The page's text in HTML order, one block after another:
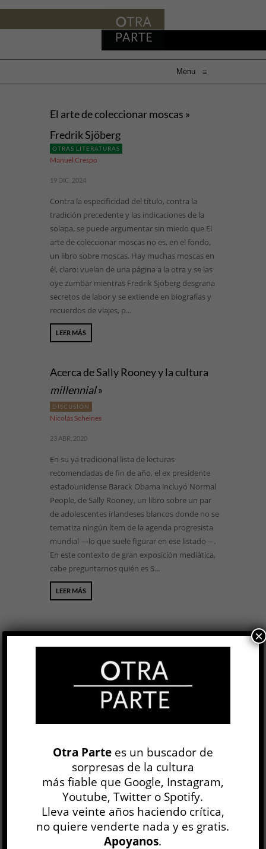
Menu ≡
El arte de coleccionar moscas »
Fredrik Sjöberg
OTRAS LITERATURAS
Manuel Crespo
19 DIC, 2024
Contra la especificidad del título, contra la
tradición precedente y las indicaciones de la
solapa, se puede argumentar sin miedo que El
arte de coleccionar moscas no es, en el fondo,
un libro sobre moscas. Hay muchas moscas en
él, claro: vuelan de una página a la otra y se las
oye zumbar mientras Fredrik Sjöberg desgrana
secretos de labor y se extiende en biografías y
recuerdos de viajes, p...
LEER MÁS
Acerca de Sally Rooney y la cultura
millennial»
DISCUSIÓN
Nicolás Scheines
23 ABR, 2020
En su ya tradicional lista de lecturas
recomendadas de fin de año, el ex presidente
estadounidense Barack Obama incluyó Normal
People, de Sally Rooney, un libro sobre un par
de adolescentes irlandeses blancos donde no se
tematiza ningún ítem de la agenda progresista
mundial —lo que suele figurar en ese listado—.
En este contexto de gran exposición mediática,
cabe preguntarnos quién es S...
LEER MÁS
EDICIÓN IMPRESA
Otra Partees un buscador de
sorpresas de la cultura
más fiable que Google, Instagram,
Youtube, Twitter o Spotify.
Lleva veinte años haciendo crítica,
no quiere venderte nada y es gratis.
Apoyanos.
×